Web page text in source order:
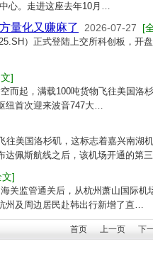
心。走进这座去年10月…
量化又赚麻了 2026-07-27 [
）正式登陆上交所科创板，开
]
而起，满载100吨货物飞往美国洛杉
纽首次迎来波音747大…
往美国洛杉矶，这标志着嘉兴南湖
佩斯航线之后，该机场开通的第
文]
关监管通关后，从杭州萧山国际机
州及周边居民赴韩出行新增了直…
首页 上一页 下